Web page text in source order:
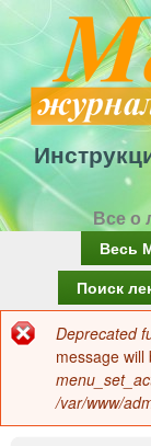
Все о
а
в
о
Весь
Поиск
об
ошибке
Deprecated
message
/var/www/